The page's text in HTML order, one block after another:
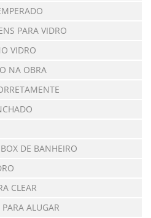
PARA VIDRO
VIDRO
NA OBRA
DE BANHEIRO
CLEAR
ALUGAR